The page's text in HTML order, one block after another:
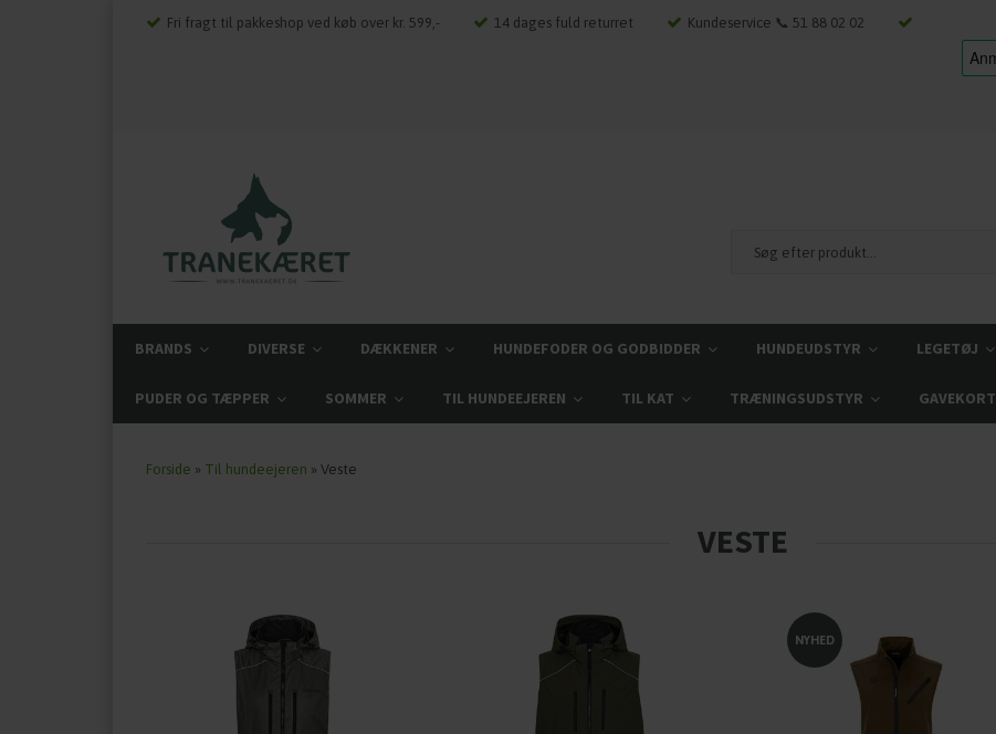
Fri fragt til pakkeshop ved køb over kr. 599,- 14 dages fuld returret Kundeservice 📞 51 88 02 02
BRANDS DIVERSE DÆKKENER HUNDEFODER OG GODBIDDER HUNDEUDSTYR LEGETØJ
PUDER OG TÆPPER SOMMER TIL HUNDEEJEREN TIL KAT TRÆNINGSUDSTYR GAVEKORT
Forside » Til hundeejeren » Veste
VESTE
NYHED